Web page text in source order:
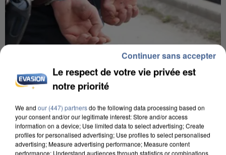
8h00
Un second cadre de la DZ Mafia interpellé en
Un cofondateur du réseau avait été interpellé
quelques jours plus tôt.
Le respect de votre vie privée est
notre priorité
We and our (447) partnersdo the following data processing based on
your consent and/or our legitimate interest: Store and/or access
information on a device; Use limited data to select advertising; Create
profiles for personalised advertising; Use profiles to select personalised
advertising; Measure advertising performance; Measure content
performance; Understand audiences through statistics or combinations
Continuer sans accepter